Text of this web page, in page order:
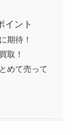
イント
期待！
取！
めて売って